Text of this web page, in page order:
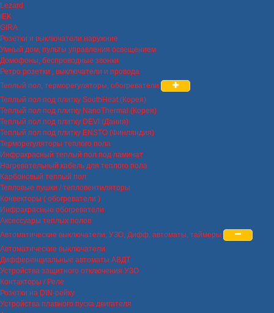
Lezard
IEK
GIRA
Розетки и выключатели наружние
Умный дом, пульты управления освещением
Домофоны, беспроводные звонки
Ретро розетки , выключатели и провода
Теплый пол, терморегуляторы, обогреватели
Теплый пол под плитку SouthHeat (Корея)
Теплый пол под плитку NanoThermal (Корея)
Теплый пол под плитку DEVI (Дания)
Теплый пол под плитку ENSTO (Финляндия)
Терморегуляторы теплого пола
Инфракрасный теплый пол под ламинат
Нагревательный кабель для теплого пола
Карбоновый теплый пол
Тепловые пушки / тепловентиляторы
Конвекторы ( обогреватели )
Инфракрасные обогреватели
Аксессуары теплых полов
Автоматические выключатели, УЗО, Дифф. автоматы, таймеры
Автоматические выключатели
Дифференциальные автоматы АВДТ
Устройства защитного отключения УЗО
Контакторы / Реле
Розетки на DIN-рейку
Устройства плавного пуска двигателя